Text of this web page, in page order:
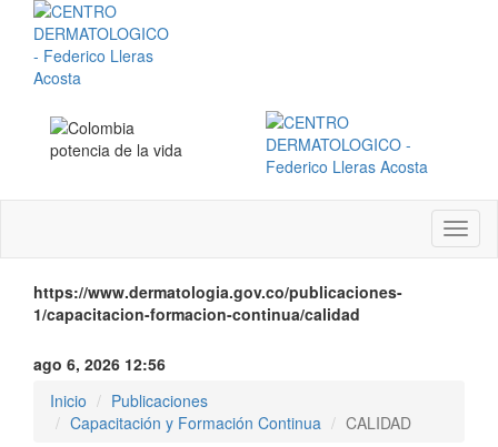
Menú
https://www.dermatologia.gov.co/publicaciones-
1/capacitacion-formacion-continua/calidad
ago 6, 2026 12:56
Inicio
Publicaciones
Capacitación y Formación Continua
CALIDAD